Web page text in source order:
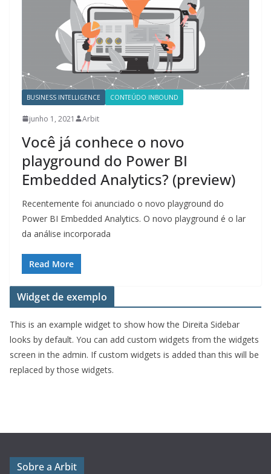
BUSINESS INTELLIGENCE CONTEÚDO INBOUND
junho 1, 2021 Arbit
Você já conhece o novo
playground do Power BI
Embedded Analytics? (preview)
Recentemente foi anunciado o novo playground do
Power BI Embedded Analytics. O novo playground é o lar
da análise incorporada
Read More
Widget de exemplo
This is an example widget to show how the Direita Sidebar
looks by default. You can add custom widgets from the widgets
screen in the admin. If custom widgets is added than this will be
replaced by those widgets.
Sobre a Arbit